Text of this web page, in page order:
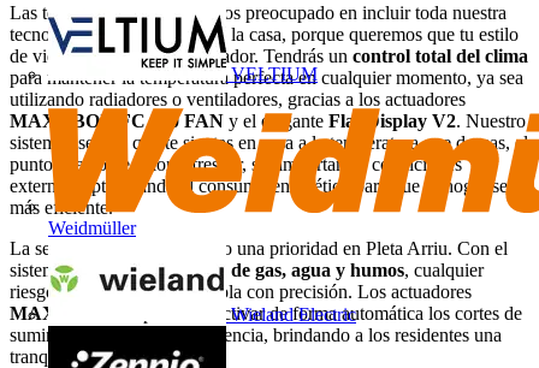
VELTIUM
Weidmüller
Wieland Electric
Las tecnologías de Nos hemos preocupado en incluir toda nuestra
tecnología en cada rincón de la casa, porque queremos que tu estilo
de vida sea cómodo e innovador. Tendrás un control total del clima
para mantener la temperatura perfecta en cualquier momento, ya sea
utilizando radiadores o ventiladores, gracias a los actuadores
MAXinBOX FC 010 FAN y el elegante Flat Display V2. Nuestro
sistema asegura que te sientas en casa a la temperatura que deseas, el
punto exacto de calor o frescor, sin importar las condiciones
externas, optimizando el consumo energético para que tu hogar sea
más eficiente.
La seguridad también ha sido una prioridad en Pleta Arriu. Con el
sistema de
alarmas técnicas de gas, agua y humos, cualquier
riesgo se monitoriza y controla con precisión. Los actuadores
MAXinBOX 66
permiten activar de forma automática los cortes de
suministro en caso de emergencia, brindando a los residentes una
tranquilidad absoluta.